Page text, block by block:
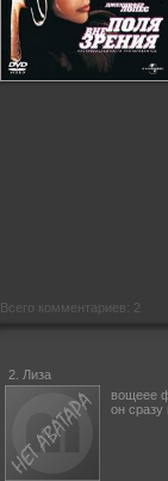
Всего комментариев: 2
2. Лиза
вощеее
он